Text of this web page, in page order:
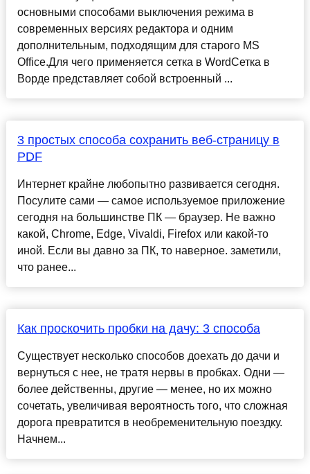
основными способами выключения режима в
современных версиях редактора и одним
дополнительным, подходящим для старого MS
Office.Для чего применяется сетка в WordСетка в
Ворде представляет собой встроенный ...
3 простых способа сохранить веб-страницу в
PDF
Интернет крайне любопытно развивается сегодня.
Посулите сами — самое используемое приложение
сегодня на большинстве ПК — браузер. Не важно
какой, Chrome, Edge, Vivaldi, Firefox или какой-то
иной. Если вы давно за ПК, то наверное. заметили,
что ранее...
Как проскочить пробки на дачу: 3 способа
Существует несколько способов доехать до дачи и
вернуться с нее, не тратя нервы в пробках. Одни —
более действенны, другие — менее, но их можно
сочетать, увеличивая вероятность того, что сложная
дорога превратится в необременительную поездку.
Начнем...